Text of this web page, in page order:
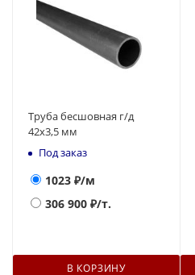
Труба бесшовная г/д
42х3,5 мм
Под заказ
1023 ₽/м
306 900 ₽/т.
В КОРЗИНУ